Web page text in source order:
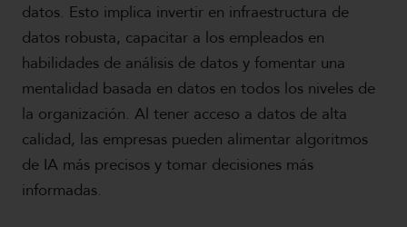
datos. Esto implica invertir en infraestructura de
datos robusta, capacitar a los empleados en
habilidades de análisis de datos y fomentar una
mentalidad basada en datos en todos los niveles de
la organización. Al tener acceso a datos de alta
calidad, las empresas pueden alimentar algoritmos
de IA más precisos y tomar decisiones más
informadas.